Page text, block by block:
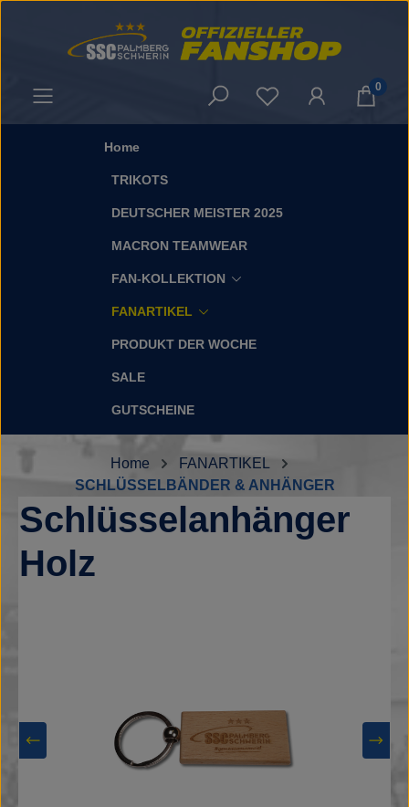
Zum Hauptinhalt springen
Du hast 0 0
Home
TRIKOTS
DEUTSCHER MEISTER 2025
MACRON TEAMWEAR
FAN-KOLLEKTION
FANARTIKEL
PRODUKT DER WOCHE
SALE
GUTSCHEINE
Home
FANARTIKEL
SCHLÜSSELBÄNDER & ANHÄNGER
Schlüsselanhänger
Holz